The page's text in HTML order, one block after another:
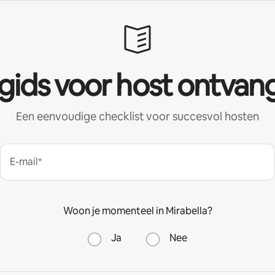
voor host
Een eenvoudige checklist voor succesvol hosten
E-mail*
Woon je momenteel in Mirabella?
Ja Nee